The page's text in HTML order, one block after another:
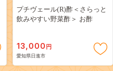
プチヴェール(R)酢＜さらっと
飲みやすい野菜酢＞ お酢
13,000 円
愛知県日進市